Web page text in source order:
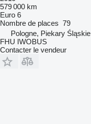
579 000 km
Euro 6
Nombre de places 79
Pologne, Piekary Śląskie
FHU IWOBUS
Contacter le vendeur